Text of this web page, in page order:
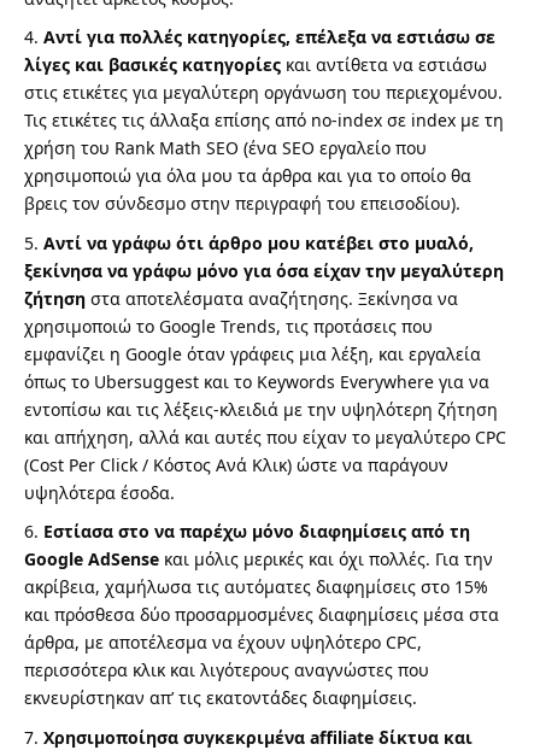
Αντί για πολλές κατηγορίες, επέλεξα να εστιάσω σε
λίγες και βασικές κατηγορίες και αντίθετα να εστιάσω
στις ετικέτες για μεγαλύτερη οργάνωση του περιεχομένου.
Τις ετικέτες τις άλλαξα επίσης από no-index σε index με τη
χρήση του Rank Math SEO (ένα SEO εργαλείο που
χρησιμοποιώ για όλα μου τα άρθρα και για το οποίο θα
βρεις τον σύνδεσμο στην περιγραφή του επεισοδίου).
Αντί να γράφω ότι άρθρο μου κατέβει στο μυαλό,
ξεκίνησα να γράφω μόνο για όσα είχαν την μεγαλύτερη
ζήτηση στα αποτελέσματα αναζήτησης. Ξεκίνησα να
χρησιμοποιώ το Google Trends, τις προτάσεις που
εμφανίζει η Google όταν γράφεις μια λέξη, και εργαλεία
όπως το Ubersuggest και το Keywords Everywhere για να
εντοπίσω και τις λέξεις-κλειδιά με την υψηλότερη ζήτηση
και απήχηση, αλλά και αυτές που είχαν το μεγαλύτερο CPC
(Cost Per Click / Κόστος Ανά Κλικ) ώστε να παράγουν
υψηλότερα έσοδα.
Εστίασα στο να παρέχω μόνο διαφημίσεις από τη
Google AdSense και μόλις μερικές και όχι πολλές. Για την
ακρίβεια, χαμήλωσα τις αυτόματες διαφημίσεις στο 15%
και πρόσθεσα δύο προσαρμοσμένες διαφημίσεις μέσα στα
άρθρα, με αποτέλεσμα να έχουν υψηλότερο CPC,
περισσότερα κλικ και λιγότερους αναγνώστες που
εκνευρίστηκαν απ’ τις εκατοντάδες διαφημίσεις.
Χρησιμοποίησα συγκεκριμένα affiliate δίκτυα και